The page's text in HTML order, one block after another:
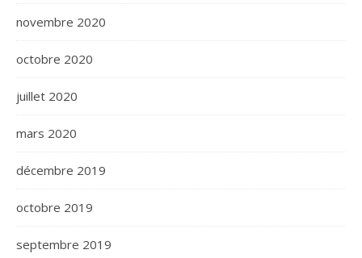
novembre 2020
octobre 2020
juillet 2020
mars 2020
décembre 2019
octobre 2019
septembre 2019